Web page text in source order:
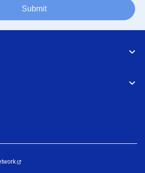
Submit